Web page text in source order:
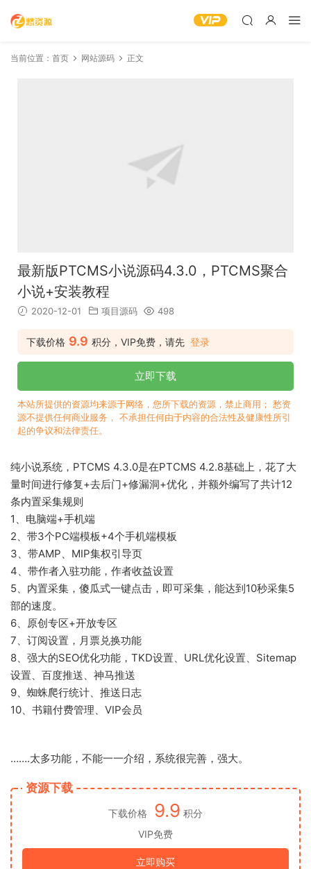
当前位置： 首页 网站源码 正文
最新版PTCMS小说源码4.3.0，PTCMS聚合
小说+安装教程
2020-12-01 项目源码 498
下载价格 9.9 积分，VIP免费，请先 登录
立即下载
本站所提供的资源均来源于网络，您所下载的资源，禁止商用； 愁资
源不提供任何商业服务， 不承担任何由于内容的合法性及健康性所引
起的争议和法律责任。
纯小说系统，PTCMS 4.3.0是在PTCMS 4.2.8基础上，花了大
量时间进行修复+去后门+修漏洞+优化，并额外编写了共计12
条内置采集规则
1、电脑端+手机端
2、带3个PC端模板+4个手机端模板
3、带AMP、MIP集权引导页
4、带作者入驻功能，作者收益设置
5、内置采集，傻瓜式一键点击，即可采集，能达到10秒采集5
部的速度。
6、原创专区+开放专区
7、订阅设置，月票兑换功能
8、强大的SEO优化功能，TKD设置、URL优化设置、Sitemap
设置、百度推送、神马推送
9、蜘蛛爬行统计、推送日志
10、书籍付费管理、VIP会员
…….太多功能，不能一一介绍，系统很完善，强大。
资源下载
下载价格 9.9 积分
VIP免费
立即购买